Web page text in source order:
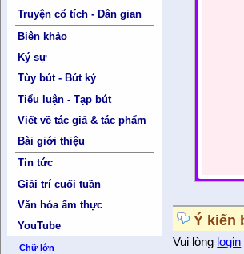
Truyện cổ tích - Dân gian
Biên khảo
Ký sự
Tùy bút - Bút ký
Tiểu luận - Tạp bút
Viết về tác giả & tác phẩm
Bài giới thiệu
Tin tức
Giải trí cuối tuần
Văn hóa ẩm thực
YouTube
Chữ lớn
Ý kiến
Vui lòng login